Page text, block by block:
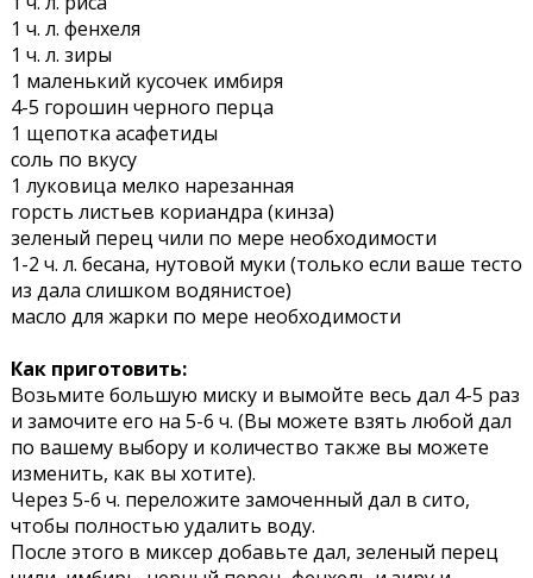
1 ч. л. фенхеля
1 ч. л. зиры
1 маленький кусочек имбиря
4-5 горошин черного перца
1 щепотка асафетиды
соль по вкусу
1 луковица мелко нарезанная
горсть листьев кориандра (кинза)
зеленый перец чили по мере необходимости
1-2 ч. л. бесана, нутовой муки (только если ваше тесто
из дала слишком водянистое)
масло для жарки по мере необходимости
Как приготовить:
Возьмите большую миску и вымойте весь дал 4-5 раз
и замочите его на 5-6 ч. (Вы можете взять любой дал
по вашему выбору и количество также вы можете
изменить, как вы хотите).
Через 5-6 ч. переложите замоченный дал в сито,
чтобы полностью удалить воду.
После этого в миксер добавьте дал, зеленый перец